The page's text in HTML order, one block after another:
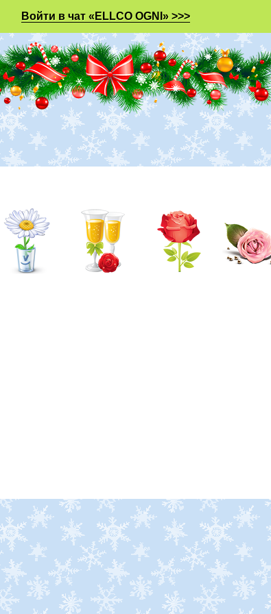
Войти в чат «ELLCO OGNI» >>>